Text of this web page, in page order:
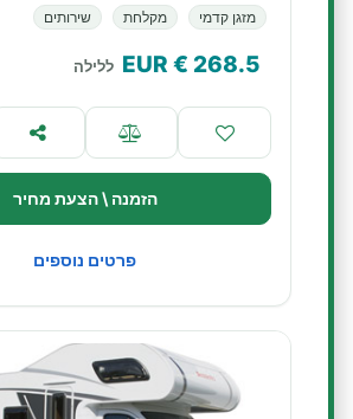
מזגן קדמי מקלחת שירותים
268.5
€ EUR ללילה
הזמנה \ הצעת מחיר
פרטים נוספים